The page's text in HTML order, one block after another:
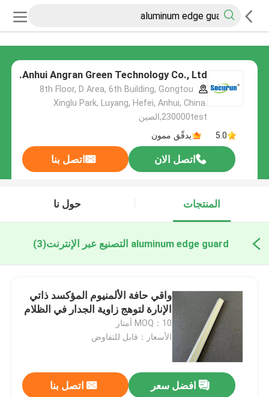
Anhui Angran Green Technology Co., Ltd.
8th Floor, D Area, 6th Building, Gongtou
Xinglu Park, Luyang, Hefei, Anhui, China.
230000test,الصين
5.0
يدقّق ممون
اتصل الان اتصل بنا
المنتجات حول نا
aluminum edge guard التصنيع عبر الإنترنت (3)
واقي حافة الألمنيوم المؤكسد ذاتي
الإنارة لتوهج زاوية الجدار في الظلام
MOQ：10 أمتار
الأسعار：قابل للتفاوض
افضل سعر اتصل بنا